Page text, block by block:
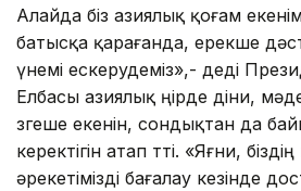
Алайда біз азиялық қоғам
батысқа қарағанда, ерекше
үнемі ескерудеміз»,- деді
Елбасы азиялық өңірде діни,
өзгеше екенін, сондықтан да
керектігін атап өтті. «Яғни, біздің
әрекетімізді бағалау кезінде